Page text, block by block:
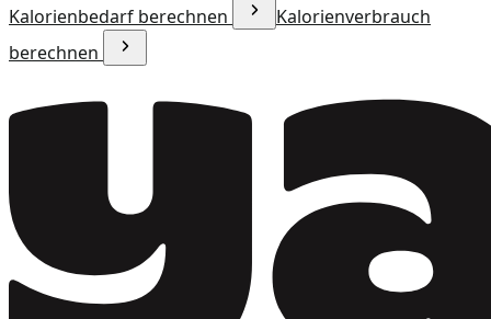
Kalorienbedarf berechnen
Kalorienverbrauch
berechnen